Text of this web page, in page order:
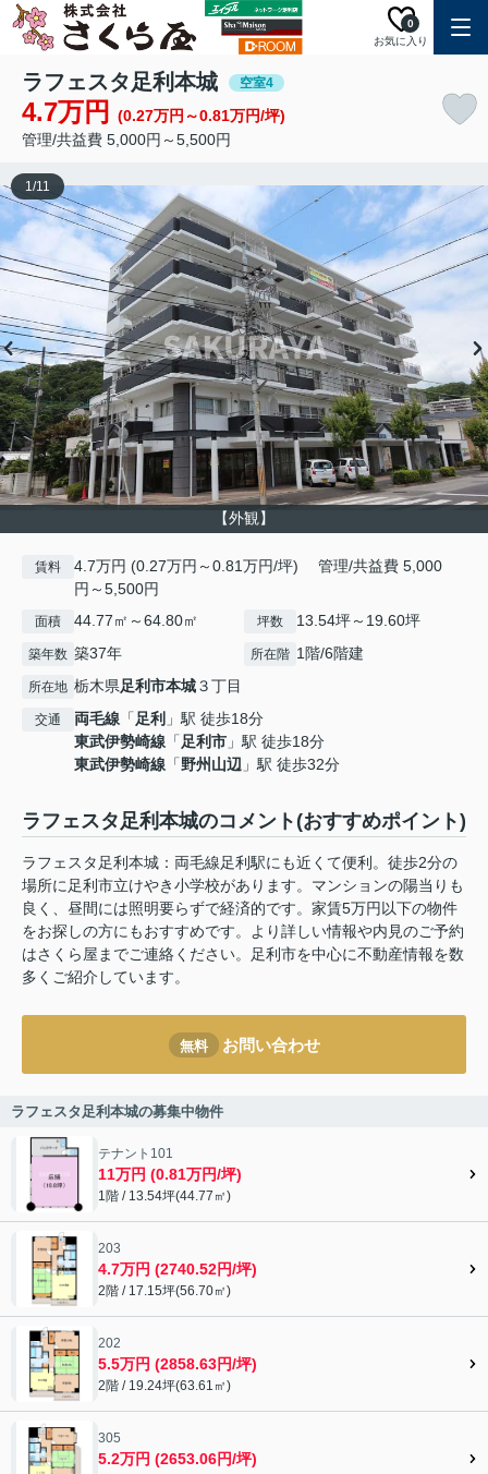
お気に入り
0
ラフェスタ足利本城 空室4
4.7万円
(0.27万円～0.81万円/坪)
管理/共益費 5,000円～5,500円
【外観】
1/11
賃料
4.7万円 (0.27万円～0.81万円/坪) 管理/共益費 5,000
円～5,500円
面積 44.77㎡～64.80㎡ 坪数 13.54坪～19.60坪
築年数 築37年 所在階 1階/6階建
所在地 栃木県足利市本城３丁目
交通 両毛線 「足利 」駅 徒歩18分
東武伊勢崎線 「足利市 」駅 徒歩18分
東武伊勢崎線 「野州山辺 」駅 徒歩32分
ラフェスタ足利本城のコメント(おすすめポイント)
ラフェスタ足利本城：両毛線足利駅にも近くて便利。徒歩2分の
場所に足利市立けやき小学校があります。マンションの陽当りも
良く、昼間には照明要らずで経済的です。家賃5万円以下の物件
をお探しの方にもおすすめです。より詳しい情報や内見のご予約
はさくら屋までご連絡ください。足利市を中心に不動産情報を数
多くご紹介しています。
無料 お問い合わせ
ラフェスタ足利本城の募集中物件
テナント101
11万円 (0.81万円/坪)
1階 / 13.54坪(44.77㎡)
203
4.7万円 (2740.52円/坪)
2階 / 17.15坪(56.70㎡)
202
5.5万円 (2858.63円/坪)
2階 / 19.24坪(63.61㎡)
305
5.2万円 (2653.06円/坪)